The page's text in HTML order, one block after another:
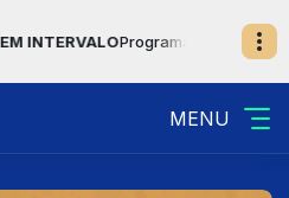
Programação Musical com
MENU